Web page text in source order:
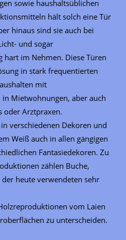
sowie haushaltsüblichen
hält solch eine Tür
hinaus sind sie auch bei
und sogar
hart im Nehmen. Diese Türen
in stark frequentierten
mit
Mietwohnungen, aber auch
oder Arztpraxen.
verschiedenen Dekoren und
Weiß auch in allen gängigen
Fantasiedekoren. Zu
zählen Buche,
heute verwendeten sehr
vom Laien
zu unterscheiden.